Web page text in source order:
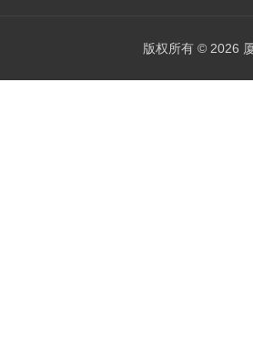
版权所有 © 2026